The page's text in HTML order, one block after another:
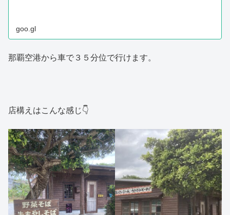
goo.gl
那覇空港から車で３５分位で行けます。
店構えはこんな感じ👇